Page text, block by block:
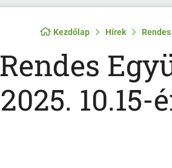
Kezdőlap Hírek
Rendes
2025.